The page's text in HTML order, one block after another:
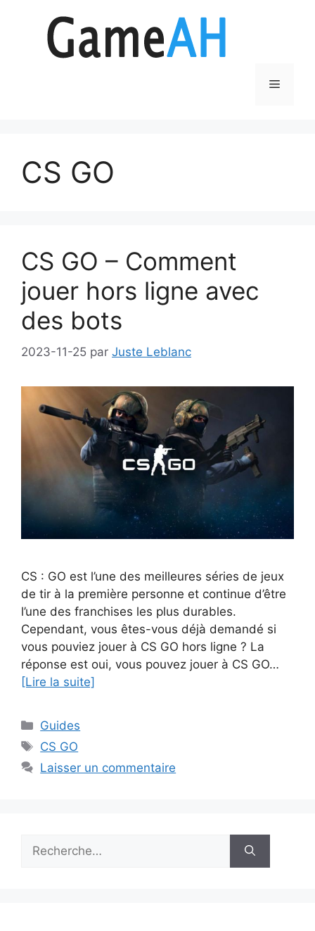
Menu
CS GO
CS GO – Comment
jouer hors ligne avec
des bots
2023-11-25 par Juste Leblanc
CS : GO est l’une des meilleures séries de jeux
de tir à la première personne et continue d’être
l’une des franchises les plus durables.
Cependant, vous êtes-vous déjà demandé si
vous pouviez jouer à CS GO hors ligne ? La
réponse est oui, vous pouvez jouer à CS GO…
[Lire la suite]
Catégories
Guides
Étiquettes
CS GO
Laisser un commentaire